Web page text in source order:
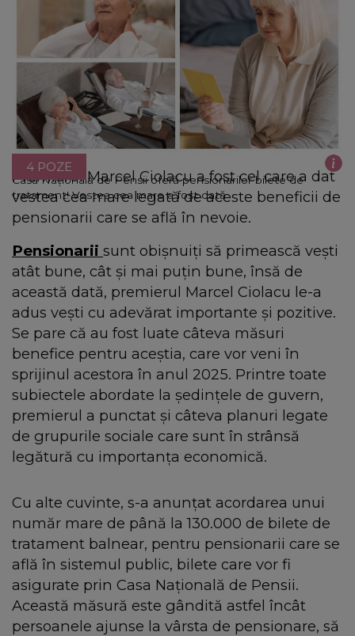
Casa Națională de Pensii oferă pensionarilor bilete de
tratament! Vestea cea mare a fost dată
4 POZE
Premierul Marcel Ciolacu a fost cel care a dat
vestea cea mare legată de aceste beneficii de
pensionarii care se află în nevoie.
Pensionarii sunt obișnuiți să primească vești
atât bune, cât și mai puțin bune, însă de
această dată, premierul Marcel Ciolacu le-a
adus vești cu adevărat importante și pozitive.
Se pare că au fost luate câteva măsuri
benefice pentru aceștia, care vor veni în
sprijinul acestora în anul 2025. Printre toate
subiectele abordate la ședințele de guvern,
premierul a punctat și câteva planuri legate
de grupurile sociale care sunt în strânsă
legătură cu importanța economică.
Cu alte cuvinte, s-a anunțat acordarea unui
număr mare de până la 130.000 de bilete de
tratament balnear, pentru pensionarii care se
află în sistemul public, bilete care vor fi
asigurate prin Casa Națională de Pensii.
Această măsură este gândită astfel încât
persoanele ajunse la vârsta de pensionare, să